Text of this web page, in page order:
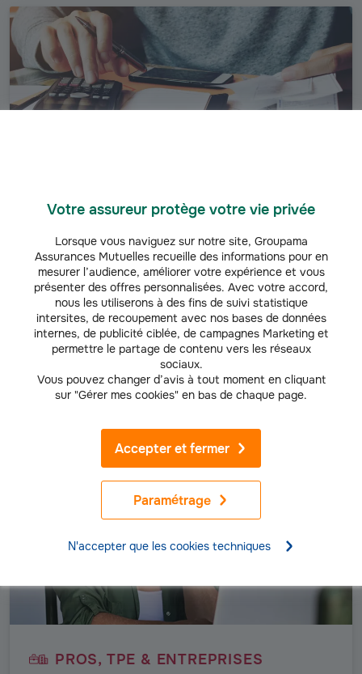
Votre assureur protège votre vie privée
Lorsque vous naviguez sur notre site, Groupama
Assurances Mutuelles recueille des informations pour en
mesurer l’audience, améliorer votre expérience et vous
présenter des offres personnalisées. Avec votre accord,
nous les utiliserons à des fins de suivi statistique
intersites, de recoupement avec nos bases de données
internes, de publicité ciblée, de campagnes Marketing et
permettre le partage de contenu vers les réseaux
sociaux.
Vous pouvez changer d’avis à tout moment en cliquant
sur "Gérer mes cookies" en bas de chaque page.
Paramétrage
Accepter et fermer
N'accepter que les cookies techniques
PROS & TPE
Caution et garantie financière pour les professionnels
Vous souhaitez bénéficier d’une garantie financière pour assurer
vos engagements auprès de vos clients ? Groupama vous
accompagne dans cette démarche.
Découvrir notre offre
PROS, TPE & ENTREPRISES